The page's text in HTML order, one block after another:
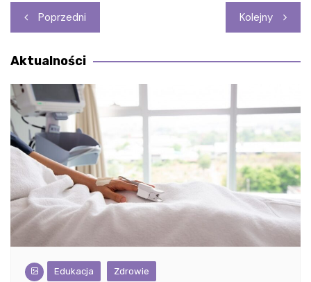
Nawigacja
wpisu
Poprzedni Kolejny
Aktualności
Edukacja Zdrowie